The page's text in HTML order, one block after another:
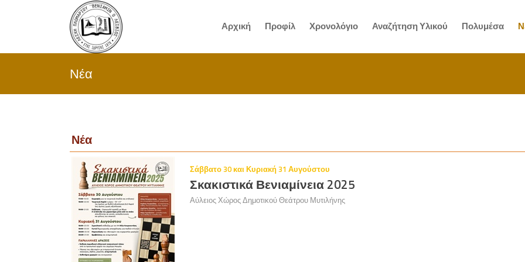
Αρχική Προφίλ Χρονολόγιο Αναζήτηση Υλικού Πολυμέσα
Νέα
Νέα
Σάββατο 30 και Κυριακή 31 Αυγούστου
Σκακιστικά Βενιαμίνεια 2025
Αύλειος Χώρος Δημοτικού Θεάτρου Μυτιλήνης